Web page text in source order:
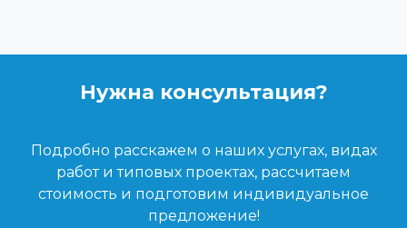
Нужна консультация?
Подробно расскажем о наших услугах, видах
работ и типовых проектах, рассчитаем
стоимость и подготовим индивидуальное
предложение!